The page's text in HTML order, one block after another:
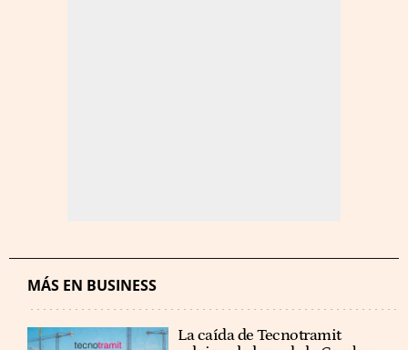
MÁS EN BUSINESS
La caída de Tecnotramit